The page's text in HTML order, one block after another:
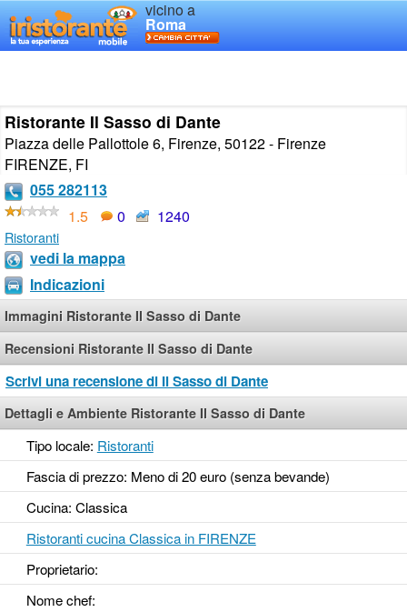
vicino a
Roma
Ristorante Il Sasso di Dante
Piazza delle Pallottole 6, Firenze, 50122 - Firenze
FIRENZE, FI
055 282113
1.5
0 1240
Ristoranti
vedi la mappa
Indicazioni
Immagini Ristorante Il Sasso di Dante
Recensioni Ristorante Il Sasso di Dante
Scrivi una recensione di Il Sasso di Dante
Dettagli e Ambiente Ristorante Il Sasso di Dante
Tipo locale: Ristoranti
Fascia di prezzo: Meno di 20 euro (senza bevande)
Cucina: Classica
Ristoranti cucina Classica in FIRENZE
Proprietario:
Nome chef: